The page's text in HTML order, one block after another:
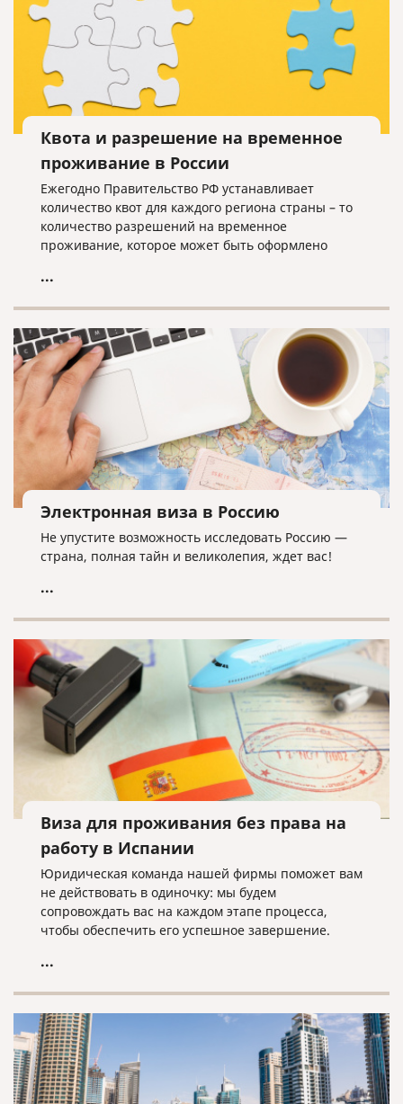
Квота и разрешение на временное
проживание в России
Ежегодно Правительство РФ устанавливает
количество квот для каждого региона страны – то
количество разрешений на временное
проживание, которое может быть оформлено
получения такого разрешения.
...
Электронная виза в Россию
Не упустите возможность исследовать Россию —
страна, полная тайн и великолепия, ждет вас!
...
Виза для проживания без права на
работу в Испании
Юридическая команда нашей фирмы поможет вам
не действовать в одиночку: мы будем
сопровождать вас на каждом этапе процесса,
чтобы обеспечить его успешное завершение.
...